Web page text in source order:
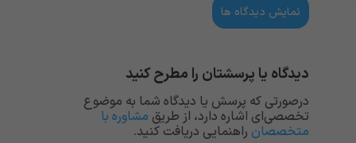
نمایش دیدگاه ها
دیدگاه یا پرسشتان را مطرح کنید
درصورتی که پرسش یا دیدگاه شما به موضوع
تخصصی‌ای اشاره دارد، از طریق مشاوره با
متخصصان راهنمایی دریافت کنید.